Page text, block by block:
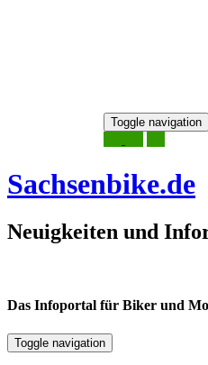
Toggle navigation
Sachsenbike.de
Neuigkeiten und
Das Infoportal für Biker und
Toggle navigation